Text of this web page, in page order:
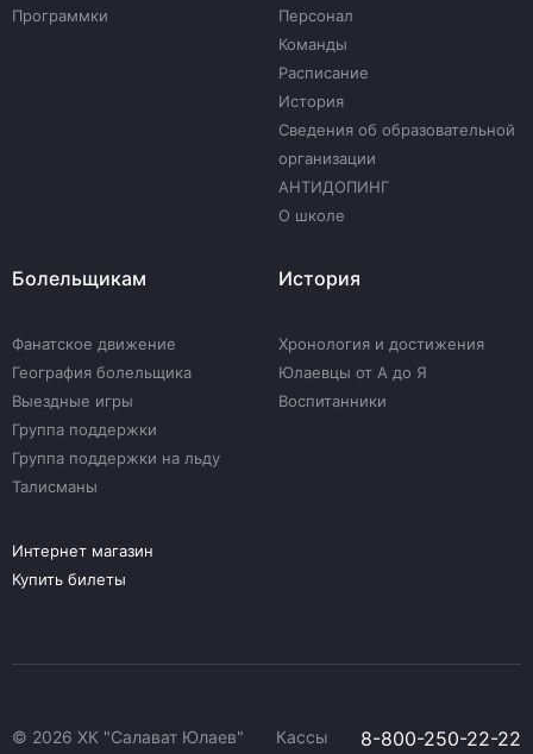
Программки
Персонал
Команды
Расписание
История
Сведения об образовательной
организации
АНТИДОПИНГ
О школе
Болельщикам
Фанатское движение
География болельщика
Выездные игры
Группа поддержки
Группа поддержки на льду
Талисманы
История
Хронология и достижения
Юлаевцы от А до Я
Воспитанники
Интернет магазин
Купить билеты
© 2026 ХК "Салават Юлаев" Кассы
8-800-250-22-22